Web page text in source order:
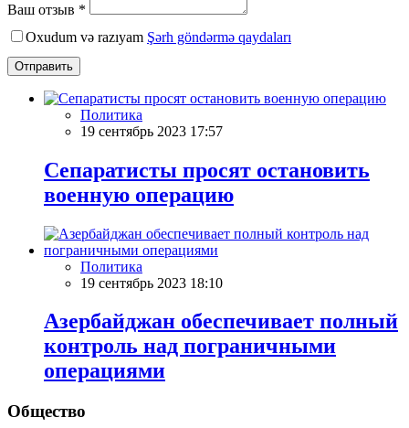
Ваш отзыв *
Oxudum və razıyam Şərh göndərmə qaydaları
Отправить
Политика
19 сентябрь 2023 17:57
Сепаратисты просят остановить
военную операцию
Политика
19 сентябрь 2023 18:10
Азербайджан обеспечивает полный
контроль над пограничными
операциями
Общество